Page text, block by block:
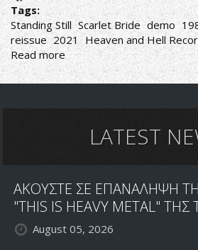
Tags:
Standing Still Scarlet Bride demo
reissue 2021
Heaven and Hell
Read more about
Scarlet
Bride-
LATEST
ΑΚΟΥΣΤΕ ΣΕ ΕΠΑΝΑΛΗΨΗ
"THIS IS HEAVY METAL"
August 05, 2026